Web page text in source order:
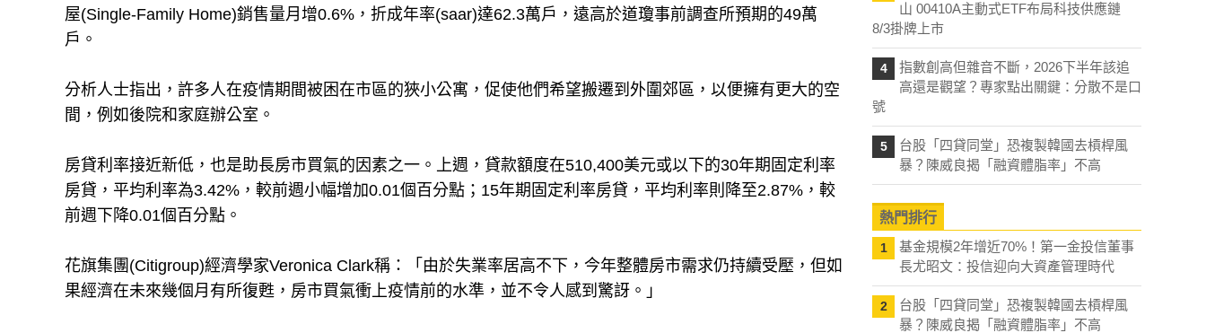
屋(Single-Family Home)銷售量月增0.6%，折成年率(saar)達62.3萬戶，遠高於道瓊事前調查所預期的49萬
戶。
分析人士指出，許多人在疫情期間被困在市區的狹小公寓，促使他們希望搬遷到外圍郊區，以便擁有更大的空
間，例如後院和家庭辦公室。
房貸利率接近新低，也是助長房市買氣的因素之一。上週，貸款額度在510,400美元或以下的30年期固定利率
房貸，平均利率為3.42%，較前週小幅增加0.01個百分點；15年期固定利率房貸，平均利率則降至2.87%，較
前週下降0.01個百分點。
花旗集團(Citigroup)經濟學家Veronica Clark稱：「由於失業率居高不下，今年整體房市需求仍持續受壓，但如
果經濟在未來幾個月有所復甦，房市買氣衝上疫情前的水準，並不令人感到驚訝。」
山 00410A主動式ETF布局科技供應鏈
8/3掛牌上市
4
指數創高但雜音不斷，2026下半年該追
高還是觀望？專家點出關鍵：分散不是口
號
5
台股「四貸同堂」恐複製韓國去槓桿風
暴？陳威良揭「融資體脂率」不高
熱門排行
1
基金規模2年增近70%！第一金投信董事
長尤昭文：投信迎向大資產管理時代
2
台股「四貸同堂」恐複製韓國去槓桿風
暴？陳威良揭「融資體脂率」不高